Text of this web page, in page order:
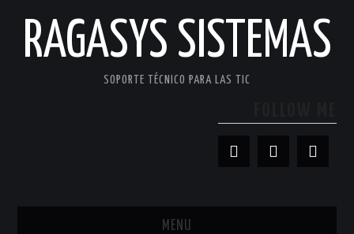
RAGASYS SISTEMAS
SOPORTE TÉCNICO PARA LAS TIC
MENU